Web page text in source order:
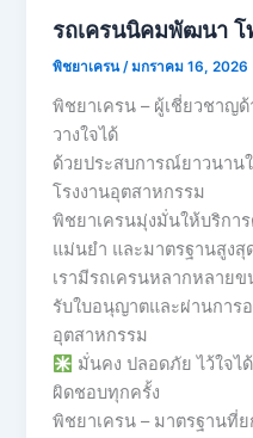
รถเครนนิคมพัฒนา
พิชยาเครน/มกราคม 16, 2026
พิชยาเครน – ผู้เชี่ยวชาญ
วางใจได้
ด้วยประสบการณ์ยาวนาน
โรงงานอุตสาหกรรม
พิชยาเครนมุ่งมั่นให้บริกา
แม่นยำ และมาตรฐานสูง
เรามีรถเครนหลากหลาย
รับใบอนุญาตและผ่านการ
อุตสาหกรรม
มั่นคง ปลอดภัย ไว้ใจไ
ผิดชอบทุกครั้ง
พิชยาเครน – มาตรฐานที่